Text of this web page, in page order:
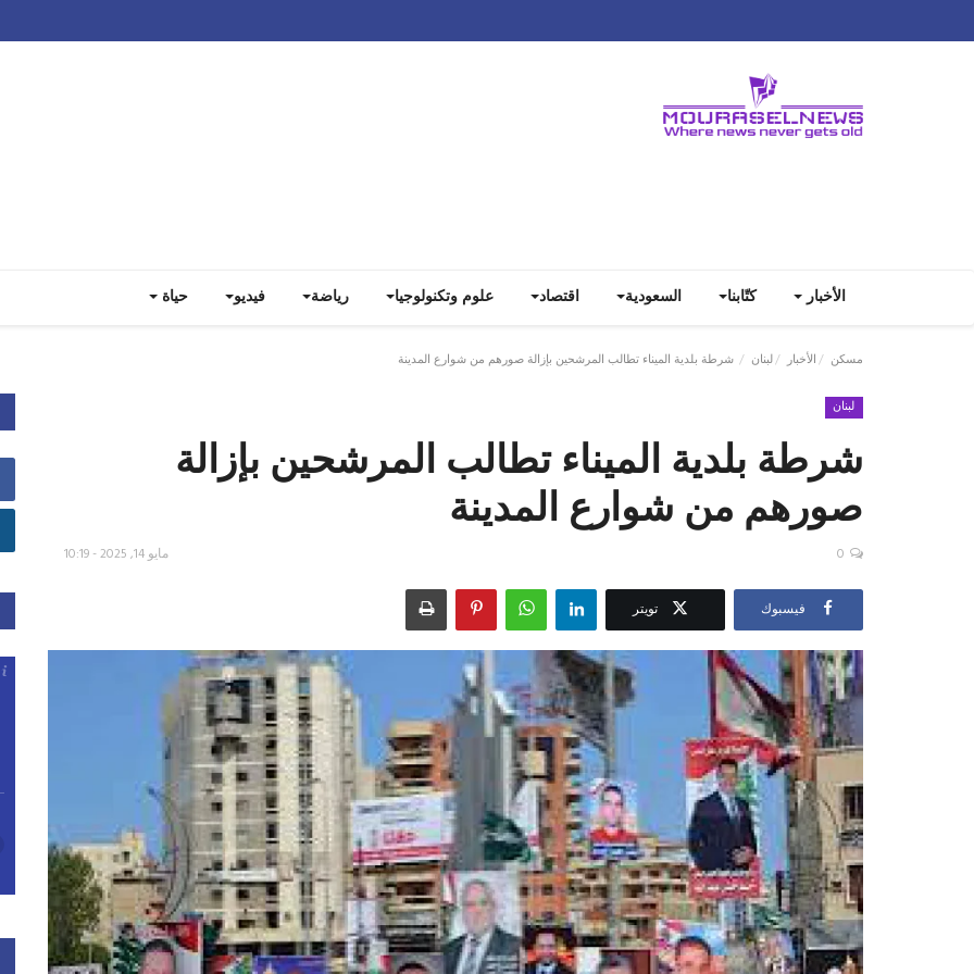
الأخبار كتّابنا السعودية اقتصاد علوم وتكنولوجيا رياضة فيديو حياة
مسكن الأخبار لبنان شرطة بلدية الميناء تطالب المرشحين بإزالة صورهم من شوارع المدينة
لبنان
شرطة بلدية الميناء تطالب المرشحين بإزالة
صورهم من شوارع المدينة
مايو 14, 2025 - 10:19 0
فيسبوك تويتر